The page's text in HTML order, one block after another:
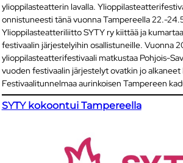
ylioppilasteatterin lavalla.
onnistuneesti tänä vuonna Tampereella 22.-
Ylioppilasteatteriliitto SYTY ry kiittää ja
festivaalin järjestelyihin osallistuneille. Vuonna
ylioppilasteatterifestivaali matkustaa Pohjois-
vuoden festivaalin järjestelyt ovatkin jo alkaneet
Festivaalitunnelmaa aurinkoisen Tampereen
SYTY kokoontui Tampereella